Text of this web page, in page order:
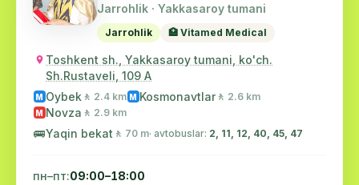
Jarrohlik · Yakkasaroy tumani
Jarrohlik 🏥 Vitamed Medical
Toshkent sh., Yakkasaroy tumani, ko'ch.
Sh.Rustaveli, 109 A
M Oybek 🚶 2.4 km M Kosmonavtlar 🚶 2.6 km
M Novza 🚶 2.9 km
🚌Yaqin bekat 🚶 70 m· avtobuslar: 2, 11, 12, 40, 45, 47
пн–пт:09:00–18:00